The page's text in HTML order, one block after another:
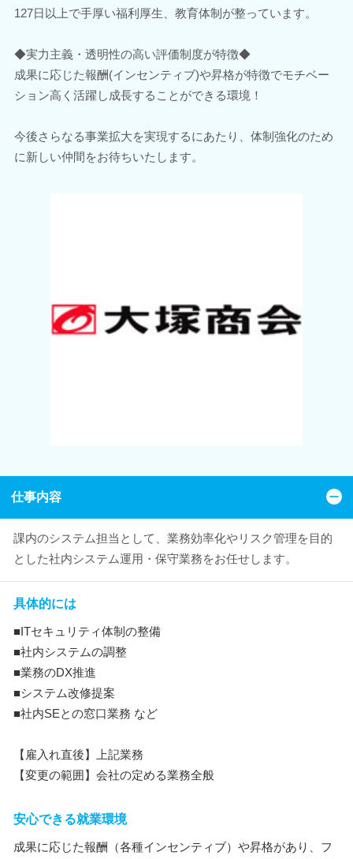
127日以上で手厚い福利厚生、教育体制が整っています。
◆実力主義・透明性の高い評価制度が特徴◆
成果に応じた報酬(インセンティブ)や昇格が特徴でモチベー
ション高く活躍し成長することができる環境！
今後さらなる事業拡大を実現するにあたり、体制強化のため
に新しい仲間をお待ちいたします。
仕事内容
課内のシステム担当として、業務効率化やリスク管理を目的
とした社内システム運用・保守業務をお任せします。
具体的には
■ITセキュリティ体制の整備
■社内システムの調整
■業務のDX推進
■システム改修提案
■社内SEとの窓口業務 など
【雇入れ直後】上記業務
【変更の範囲】会社の定める業務全般
安心できる就業環境
成果に応じた報酬（各種インセンティブ）や昇格があり、フ